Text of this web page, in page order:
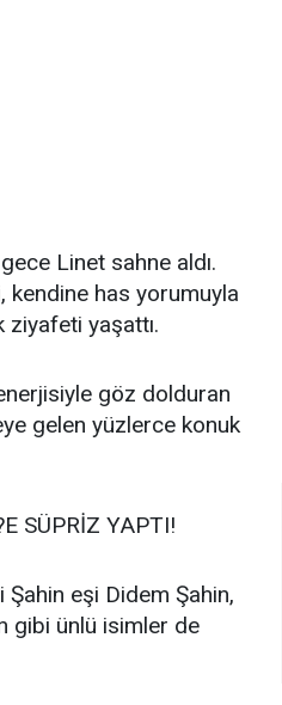
Linet sahne aldı.
has yorumuyla
yaşattı.
göz dolduran
gelen yüzlerce konuk
SÜPRİZ YAPTI!
Şahin eşi Didem Şahin,
gibi ünlü isimler de